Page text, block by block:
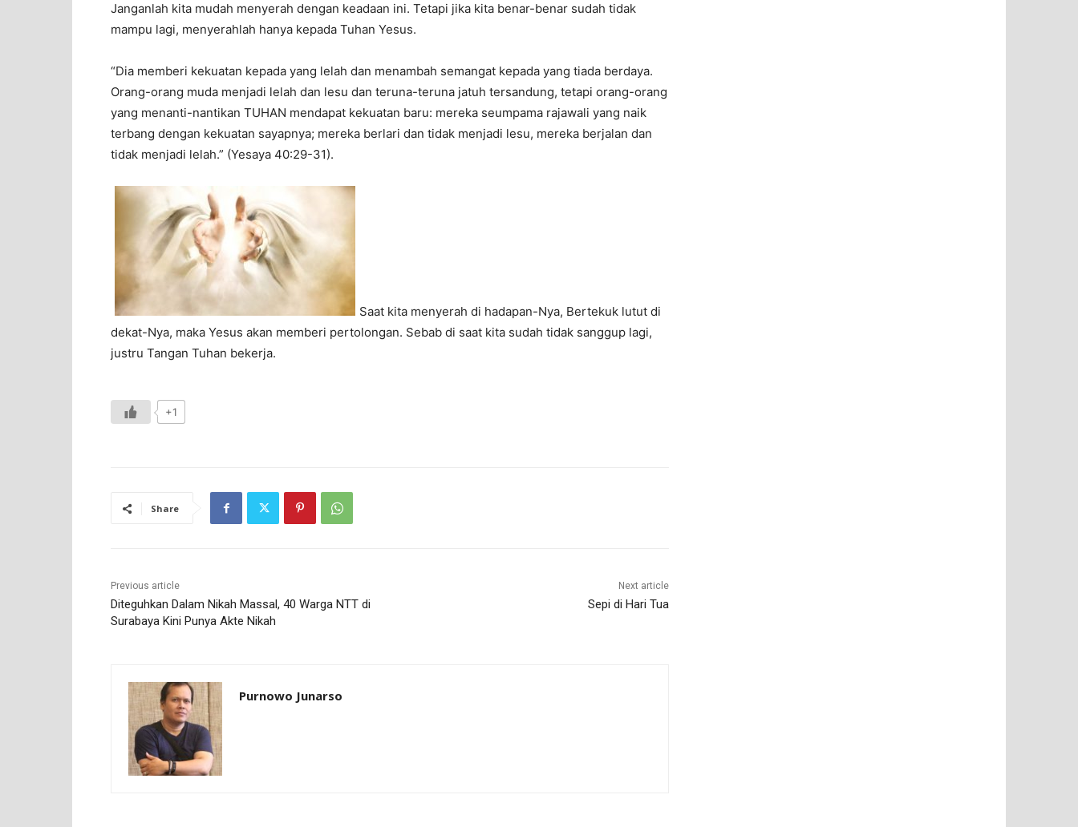
Janganlah kita mudah menyerah dengan keadaan ini. Tetapi jika kita benar-benar sudah tidak
mampu lagi, menyerahlah hanya kepada Tuhan Yesus.
“Dia memberi kekuatan kepada yang lelah dan menambah semangat kepada yang tiada berdaya.
Orang-orang muda menjadi lelah dan lesu dan teruna-teruna jatuh tersandung, tetapi orang-orang
yang menanti-nantikan TUHAN mendapat kekuatan baru: mereka seumpama rajawali yang naik
terbang dengan kekuatan sayapnya; mereka berlari dan tidak menjadi lesu, mereka berjalan dan
tidak menjadi lelah.” (Yesaya 40:29-31).
Saat kita menyerah di hadapan-Nya, Bertekuk lutut di
dekat-Nya, maka Yesus akan memberi pertolongan. Sebab di saat kita sudah tidak sanggup lagi,
justru Tangan Tuhan bekerja.
+1
Share
Previous article
Diteguhkan Dalam Nikah Massal, 40 Warga NTT di
Surabaya Kini Punya Akte Nikah
Next article
Sepi di Hari Tua
Purnowo Junarso